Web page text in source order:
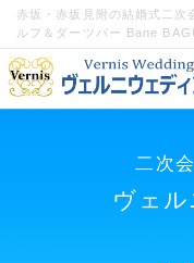
赤坂・赤坂見附の結婚式二
ルフ＆ダーツバー Bane
二次
ヴェ